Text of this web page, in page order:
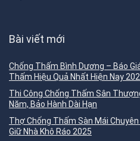
Bài viết mới
Chống Thấm Bình Dương – Báo
Thấm Hiệu Quả Nhất Hiện Nay
Thi Công Chống Thấm Sân
Năm, Bảo Hành Dài Hạn
Thợ Chống Thấm Sàn Mái
Giữ Nhà Khô Ráo 2025